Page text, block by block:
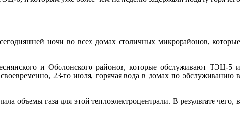
ночи во всех домах столичных микрорайонов, которые
и Оболонского районов, которые обслуживают ТЭЦ-5 и
23-го июля, горячая вода в домах по обслуживанию в
объемы газа для этой теплоэлектроцентрали. В результате чего, в